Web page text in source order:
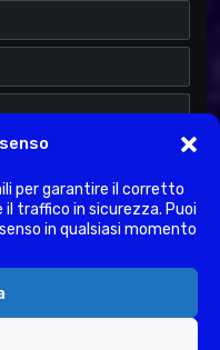
per garantire il corretto
traffico in sicurezza. Puoi
in qualsiasi momento